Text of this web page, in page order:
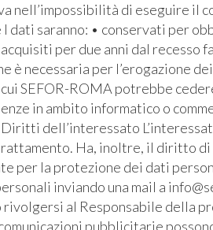
nell’impossibilità di eseguire
dati saranno: • conservati per
per due anni dal
è necessaria per l’erogazione
SEFOR-ROMA potrebbe
in ambito informatico o
dell’interessato
Ha, inoltre, il diritto
per la protezione dei dati
inviando una mail a
al Responsabile della
pubblicitarie